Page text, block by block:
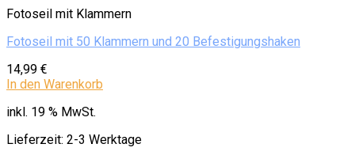
Fotoseil mit Klammern
Fotoseil mit 50 Klammern und 20 Befestigungshaken
14,99 €
In den Warenkorb
inkl. 19 % MwSt.
Lieferzeit: 2-3 Werktage